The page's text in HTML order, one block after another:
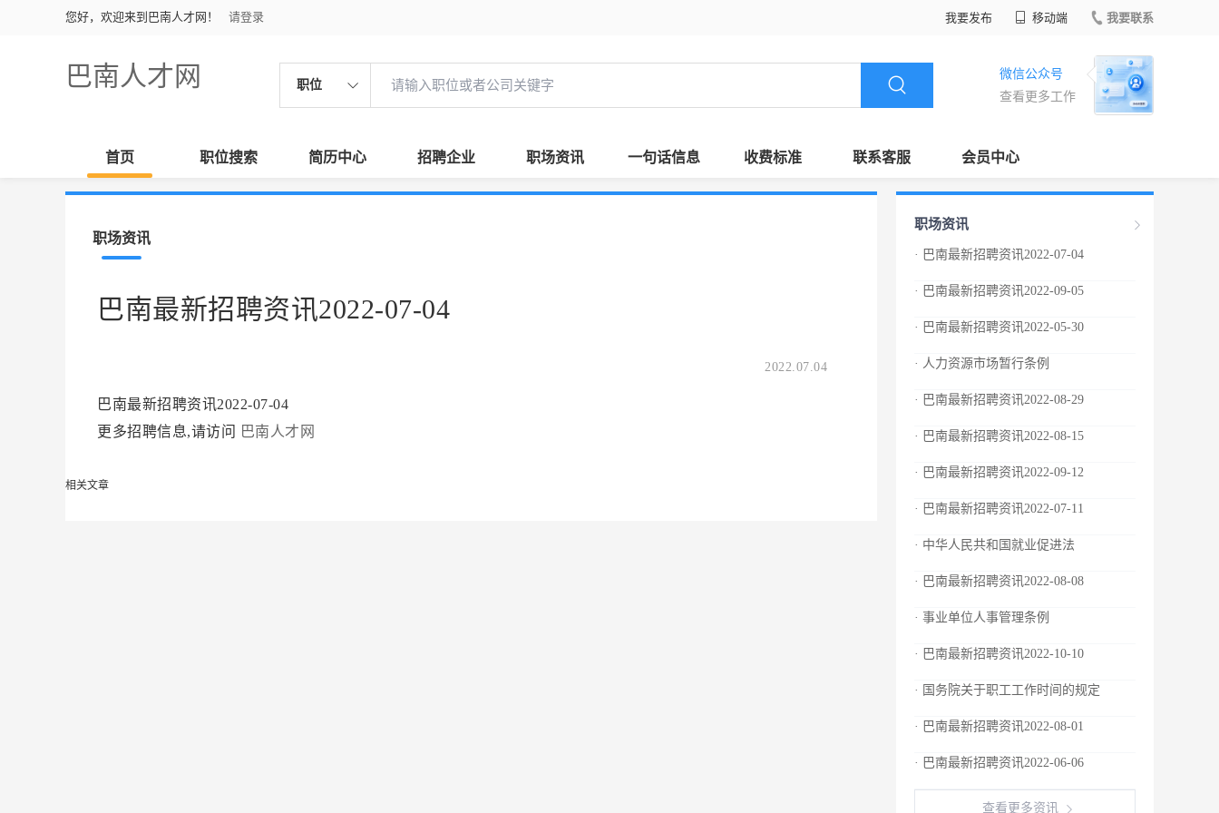
您好，欢迎来到巴南人才网！ 请登录 我要发布 移动端 我要联系
巴南人才网 职位
微信公众号
查看更多工作
首页 职位搜索 简历中心 招聘企业 职场资讯 一句话信息 收费标准 联系客服 会员中心
职场资讯
巴南最新招聘资讯2022-07-04
2022.07.04
巴南最新招聘资讯2022-07-04
更多招聘信息,请访问
巴南人才网
相关文章
职场资讯
· 巴南最新招聘资讯2022-07-04
· 巴南最新招聘资讯2022-09-05
· 巴南最新招聘资讯2022-05-30
· 人力资源市场暂行条例
· 巴南最新招聘资讯2022-08-29
· 巴南最新招聘资讯2022-08-15
· 巴南最新招聘资讯2022-09-12
· 巴南最新招聘资讯2022-07-11
· 中华人民共和国就业促进法
· 巴南最新招聘资讯2022-08-08
· 事业单位人事管理条例
· 巴南最新招聘资讯2022-10-10
· 国务院关于职工工作时间的规定
· 巴南最新招聘资讯2022-08-01
· 巴南最新招聘资讯2022-06-06
查看更多资讯